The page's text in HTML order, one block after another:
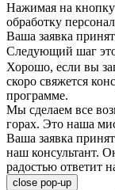
Нажимая на кнопку
обработку
Ваша заявка
Следующий шаг
Хорошо, если вы
скоро свяжется
программе.
Мы сделаем все
горах. Это наша
Ваша заявка
наш консультант.
радостью ответит
close pop-up